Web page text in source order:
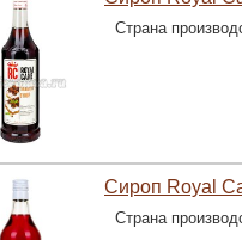
Страна
Сироп Royal
Страна